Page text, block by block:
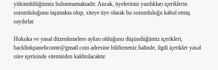
yükümlülüğümüz bulunmamaktadır. Ancak, üyelerimiz yazdıkları içeriklerin
sorumluluğunu taşımakta olup, siteye üye olarak bu sorumluluğu kabul etmiş
sayılırlar.
Hukuka ve yasal düzenlemelere aykırı olduğunu düşündüğünüz içerikleri,
backlinkpanelicomtr@gmail.com adresine bildirmeniz halinde, ilgili içerikler yasal
süre içerisinde sitemizden kaldırılacaktır.